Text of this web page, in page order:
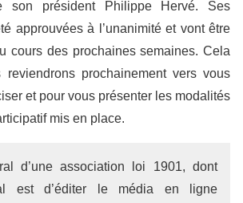
son président Philippe Hervé. Ses
approuvées à l’unanimité et vont être
cours des prochaines semaines. Cela
prochainement vers vous
et pour vous présenter les modalités
mis en place.
d’une association loi 1901, dont
est d’éditer le média en ligne